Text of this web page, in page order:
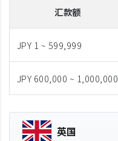
汇款额
JPY 1 ~ 599,999
JPY 600,000 ~ 1,000,000
英国